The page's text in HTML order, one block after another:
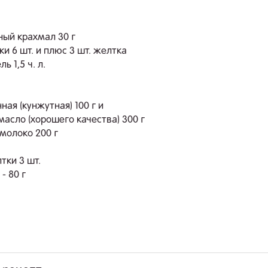
крахмал 30 г
6 шт. и плюс 3 шт. желтка
1,5 ч. л.
(кунжутная) 100 г и
(хорошего качества) 300 г
200 г
3 шт.
80 г